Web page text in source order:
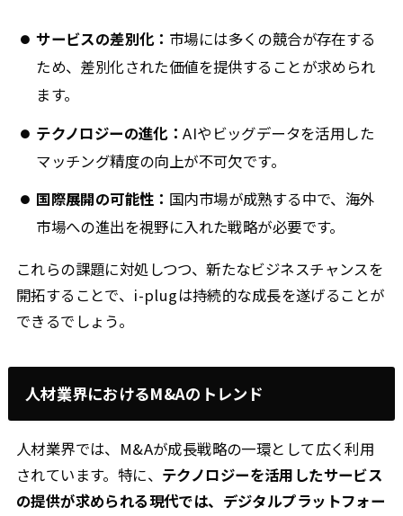
サービスの差別化： 市場には多くの競合が存在する
ため、差別化された価値を提供することが求められ
ます。
テクノロジーの進化：AIやビッグデータを活用した
マッチング精度の向上が不可欠です。
国際展開の可能性： 国内市場が成熟する中で、海外
市場への進出を視野に入れた戦略が必要です。
これらの課題に対処しつつ、新たなビジネスチャンスを
開拓することで、i-plugは持続的な成長を遂げることが
できるでしょう。
人材業界におけるM&Aのトレンド
人材業界では、M&Aが成長戦略の一環として広く利用
されています。特に、 テクノロジーを活用したサービス
の提供が求められる現代では、デジタルプラットフォー